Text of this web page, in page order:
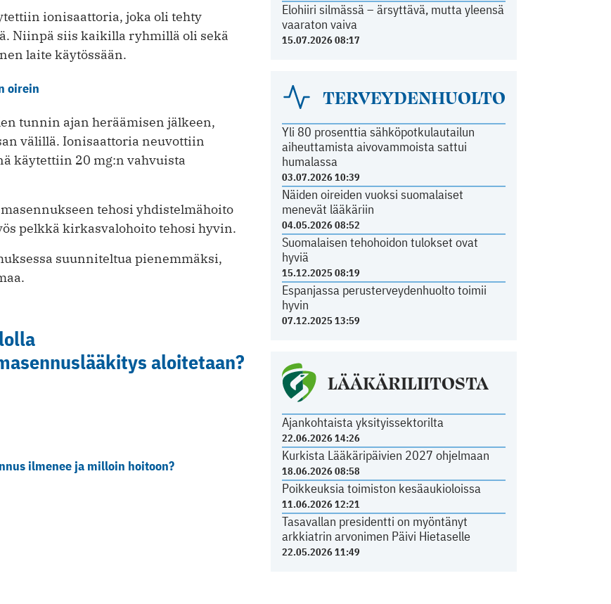
Elohiiri silmässä – ärsyttävä, mutta yleensä
vaaraton vaiva
15.07.2026 08:17
TERVEYDENHUOLTO
Yli 80 prosenttia sähköpotkulautailun
aiheuttamista aivovammoista sattui
humalassa
03.07.2026 10:39
Näiden oireiden vuoksi suomalaiset
menevät lääkäriin
04.05.2026 08:52
Suomalaisen tehohoidon tulokset ovat
hyviä
15.12.2025 08:19
Espanjassa perusterveydenhuolto toimii
hyvin
07.12.2025 13:59
LÄÄKÄRILIITOSTA
Ajankohtaista yksityissektorilta
22.06.2026 14:26
Kurkista Lääkäripäivien 2027 ohjelmaan
18.06.2026 08:58
Poikkeuksia toimiston kesäaukioloissa
11.06.2026 12:21
Tasavallan presidentti on myöntänyt
arkkiatrin arvonimen Päivi Hietaselle
22.05.2026 11:49
ionisaattoria, joka oli tehty
Niinpä siis kaikilla ryhmillä oli sekä
laite käytössään.
oirein
tunnin ajan heräämisen jälkeen,
välillä. Ionisaattoria neuvottiin
käytettiin 20 mg:n vahvuista
tehosi yhdistelmähoito
pelkkä kirkasvalohoito tehosi hyvin.
suunniteltua pienemmäksi,
aloitetaan?
ilmenee ja milloin hoitoon?